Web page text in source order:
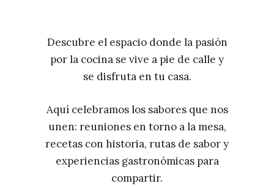
Descubre el espacio donde la pasión
por la cocina se vive a pie de calle y
se disfruta en tu casa.
Aquí celebramos los sabores que nos
unen: reuniones en torno a la mesa,
recetas con historia, rutas de sabor y
experiencias gastronómicas para
compartir.